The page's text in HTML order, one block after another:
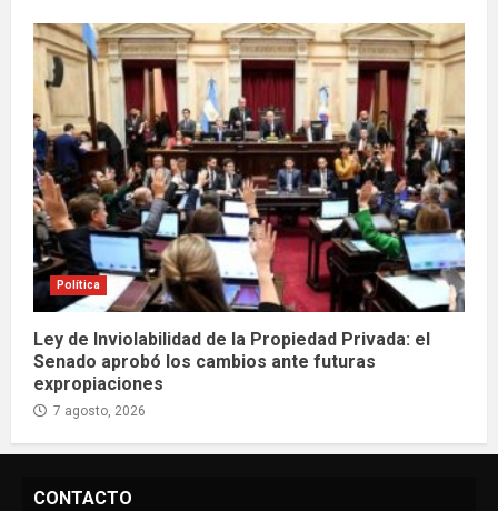
Política
Ley de Inviolabilidad de la Propiedad Privada: el
Senado aprobó los cambios ante futuras
expropiaciones
7 agosto, 2026
CONTACTO